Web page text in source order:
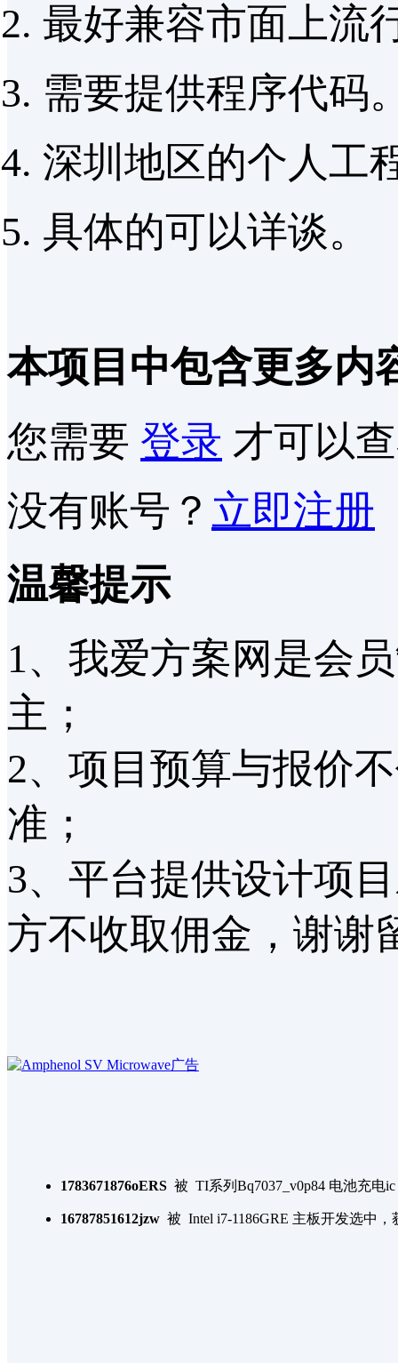
最好兼容市面上流
需要提供程序代码
深圳地区的个人工
具体的可以详谈。
本项目中包含更多内
您需要 登录 才可以
没有账号？ 立即注册
温馨提示
1、我爱方案网是会
主；
2、项目预算与报价
准；
3、平台提供设计项
方不收取佣金，谢谢
1783671876oERS 被 TI系列Bq7037_v0p84 电池充电
16787851612jzw 被 Intel i7-1186GRE 主板开发选中，